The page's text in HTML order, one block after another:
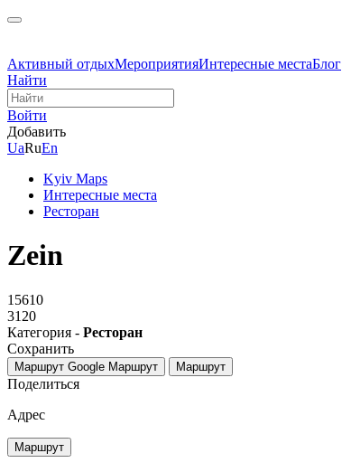
Активный отдыхМероприятияИнтересные местаБлог
Найти
Войти
Добавить
UaRuEn
Kyiv Maps
Интересные места
Ресторан
Zein
15610
3120
Категория - Ресторан
Сохранить
Маршрут Google Маршрут Маршрут
Поделиться
Адрес
Маршрут